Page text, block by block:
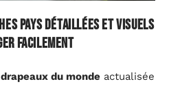
pays détaillées et visuels
facilement
du monde actualisée